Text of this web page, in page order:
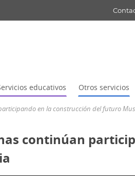
educativos Otros servicios
en la construcción del futuro
continúan